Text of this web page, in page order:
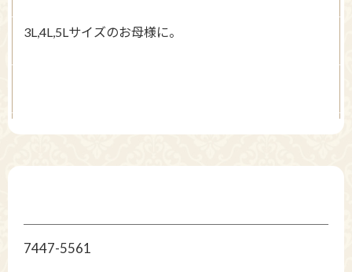
3L,4L,5Lサイズのお母様に。
7447-5561